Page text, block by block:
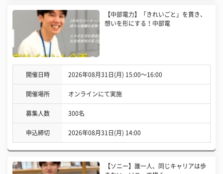
【中部電力】「きれいごと」を貫き、
想いを形にする！中部電
開催日時 2026年08月31日(月) 15:00〜16:00
開催場所 オンラインにて実施
募集人数 300名
申込締切 2026年08月31日(月) 14:00
【ソニー】誰一人、同じキャリアは歩